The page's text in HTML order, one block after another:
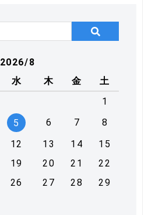
2026/8
水 木 金
土
1
5 6 7
8
12 13 14
15
19 20 21
22
26 27 28
29